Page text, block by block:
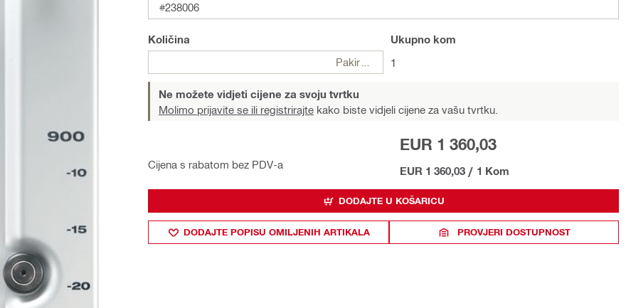
#238006
Količina
Pakiranje
Ukupno kom
1
Ne možete vidjeti cijene za svoju tvrtku
Molimo prijavite se ili registrirajte kako biste vidjeli cijene za vašu tvrtku.
Cijena s rabatom bez PDV-a
EUR 1 360,03
EUR 1 360,03 / 1 Kom
DODAJTE U KOŠARICU
DODAJTE POPISU OMILJENIH ARTIKALA PROVJERI DOSTUPNOST